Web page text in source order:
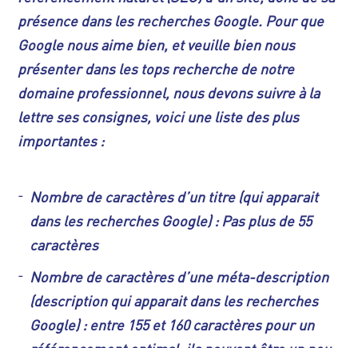
présence dans les recherches Google. Pour que
Google nous aime bien, et veuille bien nous
présenter dans les tops recherche de notre
domaine professionnel, nous devons suivre à la
lettre ses consignes, voici une liste des plus
importantes :
Nombre de caractères d’un titre (qui apparait
dans les recherches Google) : Pas plus de 55
caractères
Nombre de caractères d’une méta-description
(description qui apparait dans les recherches
Google) : entre 155 et 160 caractères pour un